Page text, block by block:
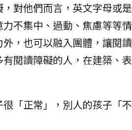
對他們而言，英文字母或是
不集中、過動、焦慮等等情
，也可以融入團體，讓閱讀
閱讀障礙的人，在建築、表
「正常」，別人的孩子「不